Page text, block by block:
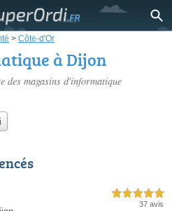
> Côte-d'Or
à Dijon
des magasins d'informatique
5,0 étoiles sur 5
37 avis